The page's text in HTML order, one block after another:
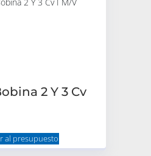
2 Y 3 Cv
al presupuesto